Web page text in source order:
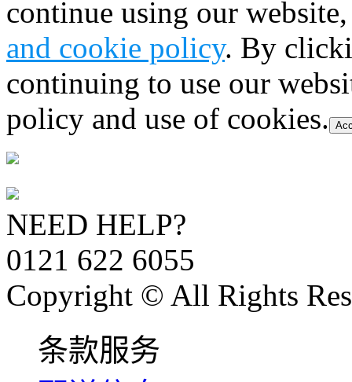
continue using our
and cookie policy. By
continuing to use our
policy and use of cookies.
NEED HELP?
0121 622 6055
Copyright © All Rights
条款服务